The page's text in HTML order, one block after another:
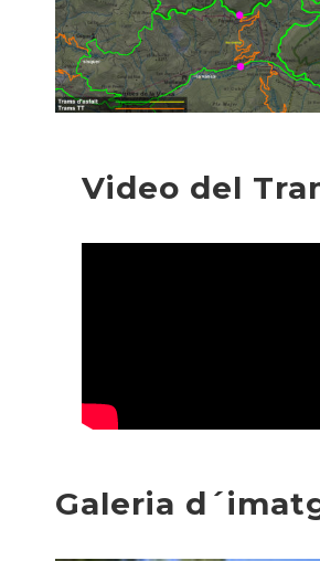
Video del
Galeria